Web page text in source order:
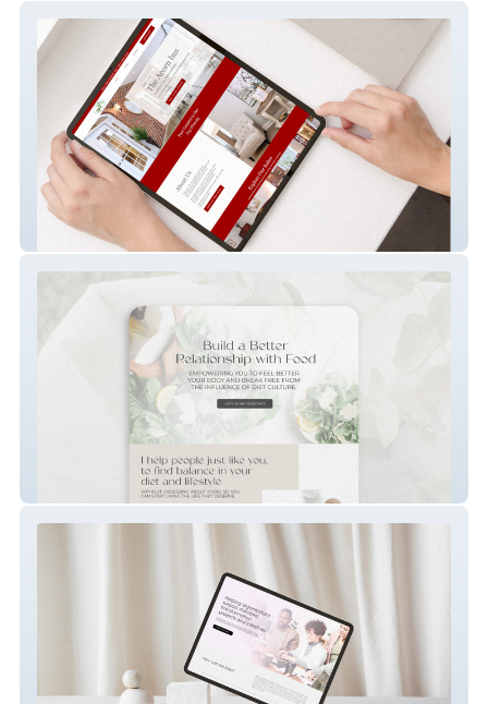
Website ReDesign
Landing Page Website